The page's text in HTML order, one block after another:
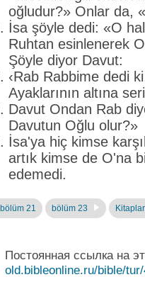
oğludur?» Onlar da,
İsa şöyle dedi: «O
Ruhtan esinlenerek
Şöyle diyor Davut:
‹Rab Rabbime dedi
Ayaklarının altına
Davut Ondan Rab
Davutun Oğlu olur?»
İsa'ya hiç kimse
artık kimse de O'na
edemedi.
bölüm 21 bölüm 23
Постоянная ссылка на
old.bibleonline.ru/bible/